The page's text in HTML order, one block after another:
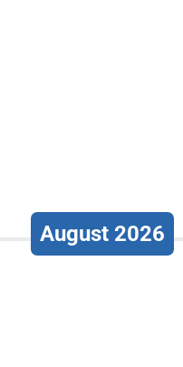
August 2026